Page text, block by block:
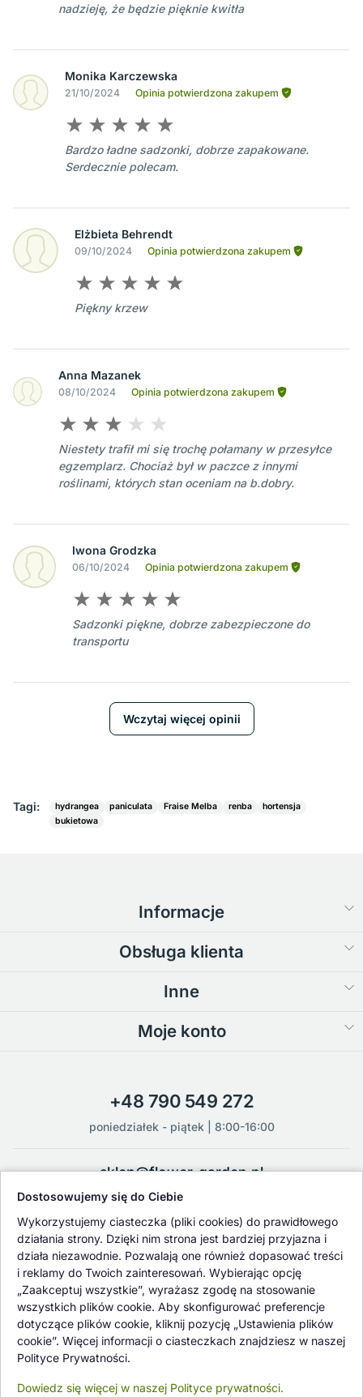
nadzieję, że będzie pięknie kwitła
Monika Karczewska
21/10/2024 Opinia potwierdzona zakupem
Bardzo ładne sadzonki, dobrze zapakowane.
Serdecznie polecam.
Elżbieta Behrendt
09/10/2024 Opinia potwierdzona zakupem
Piękny krzew
Anna Mazanek
08/10/2024 Opinia potwierdzona zakupem
Niestety trafił mi się trochę połamany w przesyłce
egzemplarz. Chociaż był w paczce z innymi
roślinami, których stan oceniam na b.dobry.
Iwona Grodzka
06/10/2024 Opinia potwierdzona zakupem
Sadzonki piękne, dobrze zabezpieczone do
transportu
Wczytaj więcej opinii
Tagi: hydrangea paniculata Fraise Melba renba
hortensja
bukietowa
Informacje
Obsługa klienta
Inne
Moje konto
+48 790 549 272
poniedziałek - piątek | 8:00-16:00
sklep@flower-garden.pl
Oferowane przez nas rośliny i nasiona podlegają regularnej ścisłej
kontroli jakości oraz kontroli zdrowotnej przeprowadzanej przez
wykwalifikowane osoby z Państwowej Inspekcji Ochrony Roślin i
Nasiennictwa.
Dostosowujemy się do Ciebie
Wykorzystujemy ciasteczka (pliki cookies) do prawidłowego
działania strony. Dzięki nim strona jest bardziej przyjazna i
działa niezawodnie. Pozwalają one również dopasować treści
i reklamy do Twoich zainteresowań. Wybierając opcję
„Zaakceptuj wszystkie”, wyrażasz zgodę na stosowanie
wszystkich plików cookie. Aby skonfigurować preferencje
dotyczące plików cookie, kliknij pozycję „Ustawienia plików
cookie”. Więcej informacji o ciasteczkach znajdziesz w naszej
Polityce Prywatności.
Dowiedz się więcej w naszej Polityce prywatności.